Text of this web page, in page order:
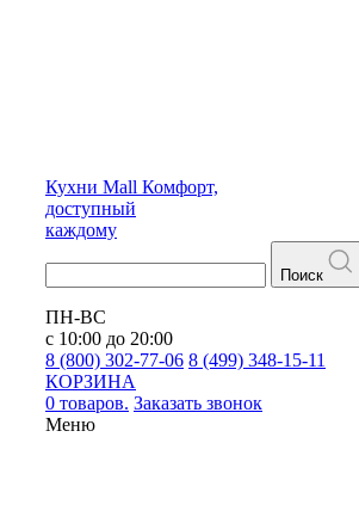
Кухни Mall Комфорт,
доступный
каждому
Поиск
ПН-ВС
с 10:00 до 20:00
8 (800) 302-77-06 8 (499) 348-15-11
КОРЗИНА
0 товаров. Заказать звонок
Меню